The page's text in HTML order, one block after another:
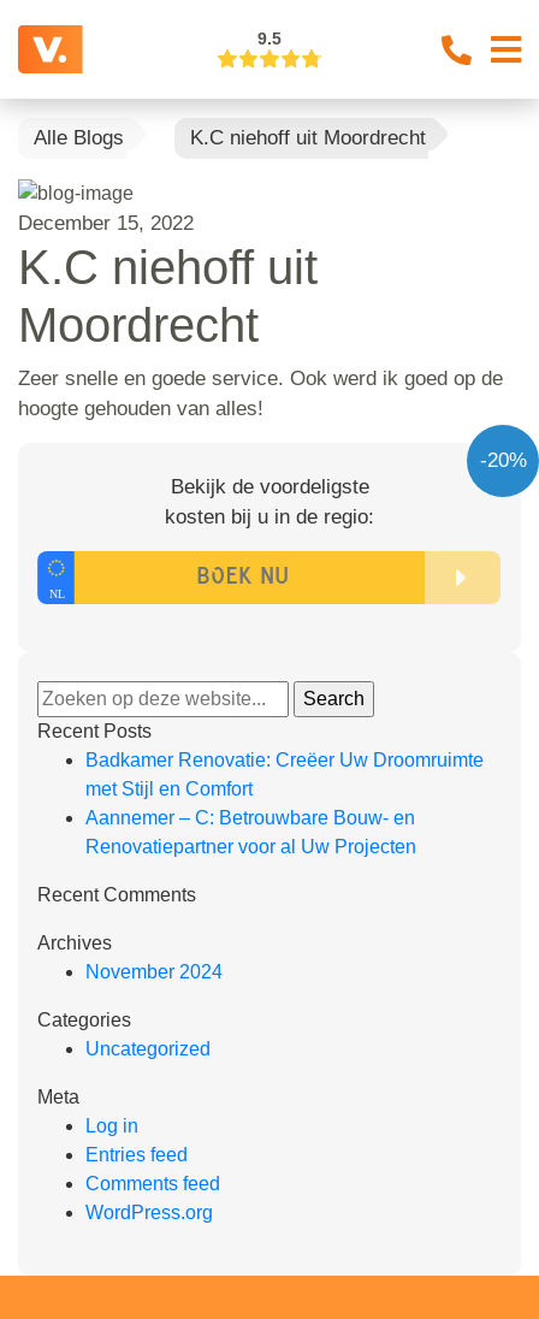
9.5
Alle Blogs K.C niehoff uit Moordrecht
December 15, 2022
K.C niehoff uit
Moordrecht
Zeer snelle en goede service. Ook werd ik goed op de
hoogte gehouden van alles!
-20%
Bekijk de voordeligste
kosten bij u in de regio:
Recent Posts
Badkamer Renovatie: Creëer Uw Droomruimte
met Stijl en Comfort
Aannemer – C: Betrouwbare Bouw- en
Renovatiepartner voor al Uw Projecten
Recent Comments
Archives
November 2024
Categories
Uncategorized
Meta
Log in
Entries feed
Comments feed
WordPress.org